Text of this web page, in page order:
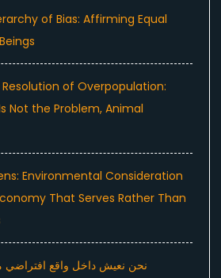
of Bias: Affirming Equal
of Overpopulation:
Not the Problem, Animal
Environmental Consideration
That Serves Rather Than
نحن نعيش داخل واقع افتراضي